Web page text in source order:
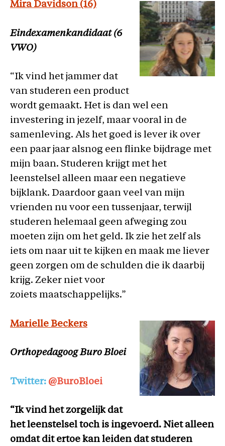
Mira Davidson (16)
Eindexamenkandidaat (6
VWO)
“Ik vind het jammer dat
van studeren een product
wordt gemaakt. Het is dan wel een
investering in jezelf, maar vooral in de
samenleving. Als het goed is lever ik over
een paar jaar alsnog een flinke bijdrage met
mijn baan. Studeren krijgt met het
leenstelsel alleen maar een negatieve
bijklank. Daardoor gaan veel van mijn
vrienden nu voor een tussenjaar, terwijl
studeren helemaal geen afweging zou
moeten zijn om het geld. Ik zie het zelf als
iets om naar uit te kijken en maak me liever
geen zorgen om de schulden die ik daarbij
krijg. Zeker niet voor
zoiets maatschappelijks.”
Marielle Beckers
Orthopedagoog Buro Bloei
Twitter: @BuroBloei
“Ik vind het zorgelijk dat
het leenstelsel toch is ingevoerd. Niet alleen
omdat dit ertoe kan leiden dat studeren